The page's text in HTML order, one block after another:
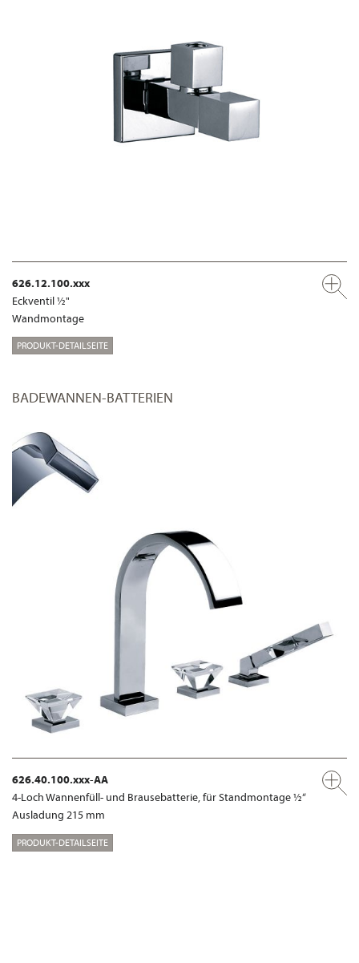
626.12.100.xxx
Eckventil ½"
Wandmontage
PRODUKT-DETAILSEITE
BADEWANNEN-BATTERIEN
626.40.100.xxx-AA
4-Loch Wannenfüll- und Brausebatterie, für Standmontage ½“
Ausladung 215 mm
PRODUKT-DETAILSEITE